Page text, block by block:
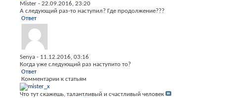
Mister - 22.09.2016, 23:20
А следующий раз-то наступил? Где продолжение???
Ответ
Senya - 11.12.2016, 03:16
Когда уже следующий раз наступито то?
Ответ
Комментарии к статьям
Что тут скажешь, талантливый и счастливый человек